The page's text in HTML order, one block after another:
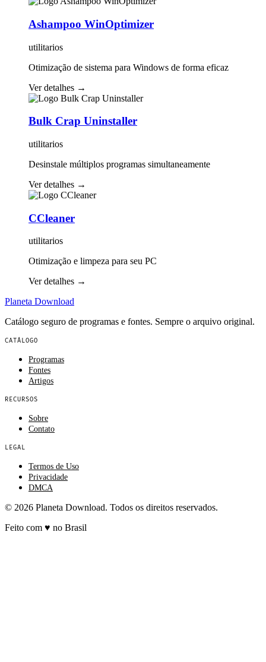
Ashampoo WinOptimizer
utilitarios
Otimização de sistema para Windows de forma eficaz
Ver detalhes →
Bulk Crap Uninstaller
utilitarios
Desinstale múltiplos programas simultaneamente
Ver detalhes →
CCleaner
utilitarios
Otimização e limpeza para seu PC
Ver detalhes →
Planeta Download
Catálogo seguro de programas e fontes. Sempre o arquivo original.
CATÁLOGO
Programas
Fontes
Artigos
RECURSOS
Sobre
Contato
LEGAL
Termos de Uso
Privacidade
DMCA
© 2026 Planeta Download. Todos os direitos reservados.
Feito com ♥ no Brasil